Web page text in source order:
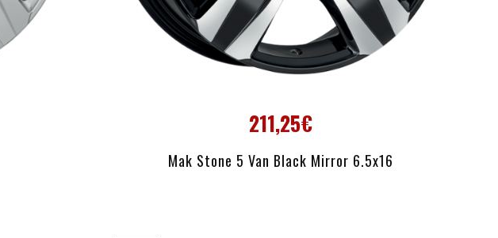
211,25€
Mak Stone 5 Van Black Mirror 6.5x16
AÑADIR AL CARRITO